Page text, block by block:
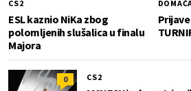
CS2
ESL kaznio NiKa zbog
polomljenih slušalica u finalu
Majora
0 CS2